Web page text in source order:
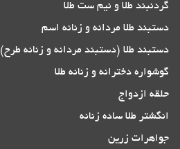
گردنبند طلا و نیم ست طلا
دستبند طلا مردانه و زنانه اسم
دستبند طلا (دستبند مردانه و زنانه طرح)
گوشواره دخترانه و زنانه طلا
حلقه ازدواج
انگشتر طلا ساده زنانه
جواهرات زرین